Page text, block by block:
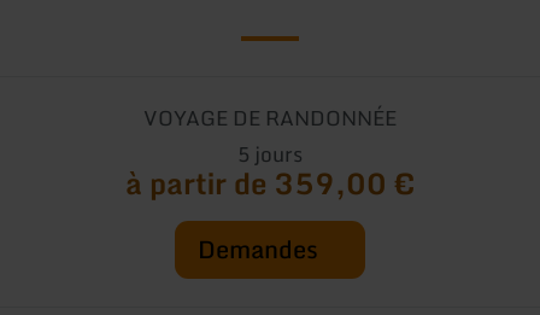
VOYAGE DE RANDONNÉE
5 jours
à partir de 359,00 €
Demandes